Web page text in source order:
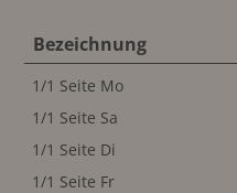
Bezeichnung
1/1 Seite Mo
1/1 Seite Sa
1/1 Seite Di
1/1 Seite Fr